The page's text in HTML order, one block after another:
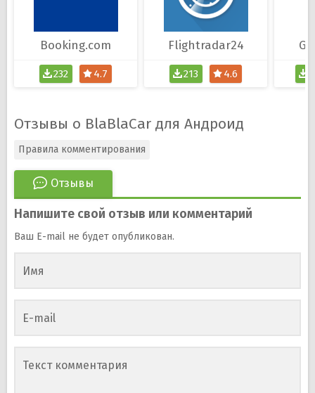
Booking.com
232 4.7
Flightradar24
213 4.6
Отзывы о BlaBlaCar для Андроид
Отзывы
Правила комментирования
Напишите свой отзыв или комментарий
Ваш E-mail не будет опубликован.
Имя
E-mail
Текст комментария